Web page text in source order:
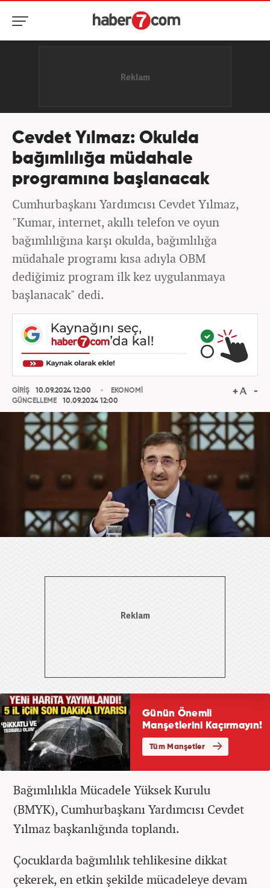
Cevdet Yılmaz: Okulda
bağımlılığa müdahale
programına başlanacak
Cumhurbaşkanı Yardımcısı Cevdet Yılmaz,
"Kumar, internet, akıllı telefon ve oyun
bağımlılığına karşı okulda, bağımlılığa
müdahale programı kısa adıyla OBM
dediğimiz program ilk kez uygulanmaya
başlanacak" dedi.
GİRİŞ
10.09.2024 12:00
GÜNCELLEME
10.09.2024 12:00
EKONOMİ
Bağımlılıkla Mücadele Yüksek Kurulu
(BMYK), Cumhurbaşkanı Yardımcısı Cevdet
Yılmaz başkanlığında toplandı.
Çocuklarda bağımlılık tehlikesine dikkat
çekerek, en etkin şekilde mücadeleye devam